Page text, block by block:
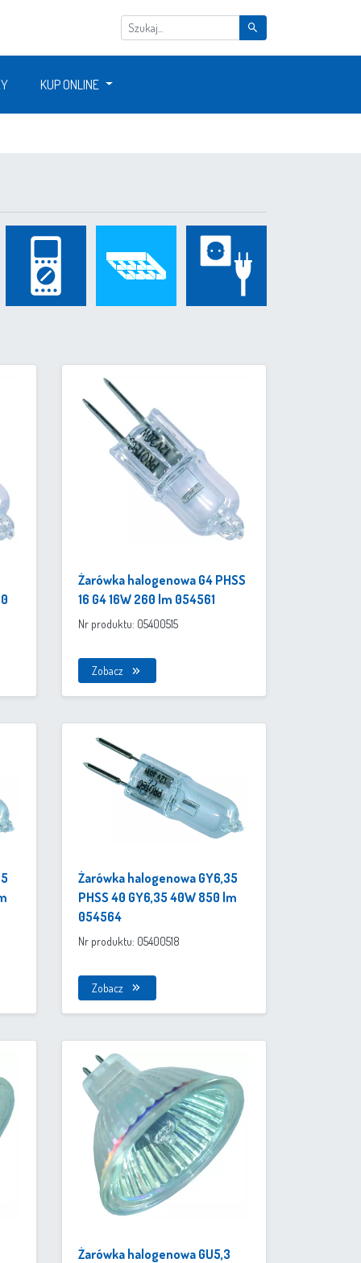
KUP ONLINE
Żarówka halogenowa G4 PHSS
16 G4 16W 260 lm 054561
Nr produktu: 05400515
Zobacz
Żarówka halogenowa GY6,35
PHSS 40 GY6,35 40W 850 lm
054564
Nr produktu: 05400518
Zobacz
Żarówka halogenowa GU5,3